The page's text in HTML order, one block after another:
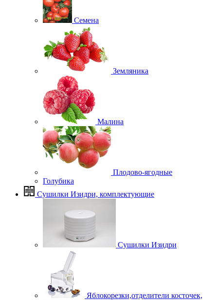
Семена
Земляника
Малина
Плодово-ягодные
Голубика
Сушилки Изидри, комплектующие
Сушилки Изидри
Яблокорезки,отделители косточек,